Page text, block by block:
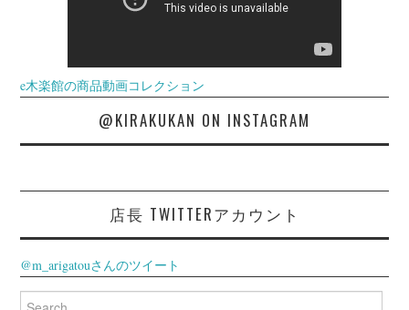
e木楽館の商品動画コレクション
@KIRAKUKAN ON INSTAGRAM
店長 TWITTERアカウント
@m_arigatouさんのツイート
Search